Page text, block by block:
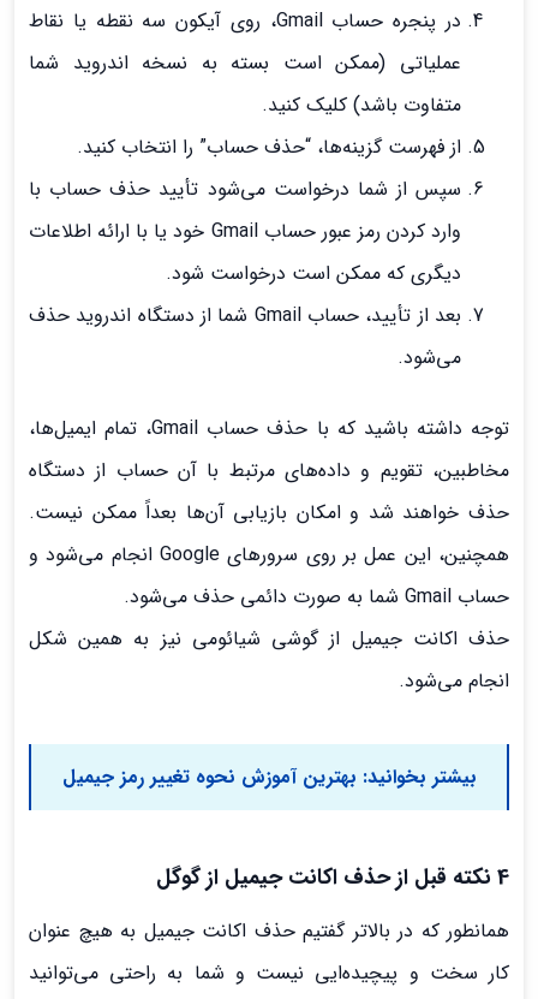
در پنجره حساب Gmail، روی آیکون سه نقطه یا نقاط
عملیاتی (ممکن است بسته به نسخه اندروید شما
متفاوت باشد) کلیک کنید.
از فهرست گزینه‌ها، “حذف حساب” را انتخاب کنید.
سپس از شما درخواست می‌شود تأیید حذف حساب با
وارد کردن رمز عبور حساب Gmail خود یا با ارائه اطلاعات
دیگری که ممکن است درخواست شود.
بعد از تأیید، حساب Gmail شما از دستگاه اندروید حذف
می‌شود.
توجه داشته باشید که با حذف حساب Gmail، تمام ایمیل‌ها،
مخاطبین، تقویم و داده‌های مرتبط با آن حساب از دستگاه
حذف خواهند شد و امکان بازیابی آن‌ها بعداً ممکن نیست.
همچنین، این عمل بر روی سرورهای Google انجام می‌شود و
حساب Gmail شما به صورت دائمی حذف می‌شود.
حذف اکانت جیمیل از گوشی شیائومی نیز به همین شکل
انجام می‌شود.
بیشتر بخوانید: بهترین آموزش نحوه تغییر رمز جیمیل
4 نکته قبل از حذف اکانت جیمیل از گوگل
همانطور که در بالاتر گفتیم حذف اکانت جیمیل به هیچ عنوان
کار سخت و پیچیده‌ایی نیست و شما به راحتی می‌توانید